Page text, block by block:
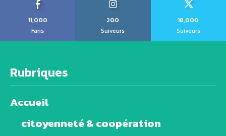
11,000
Fans
200
Suiveurs
18,000
Suiveurs
Rubriques
Accueil
citoyenneté & coopération